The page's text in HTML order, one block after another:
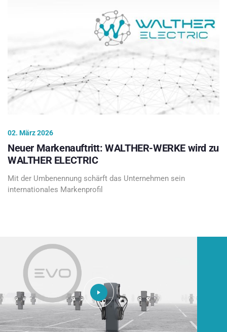
02. März 2026
Neuer Markenauftritt: WALTHER-WERKE wird zu
WALTHER ELECTRIC
Mit der Umbenennung schärft das Unternehmen sein
internationales Markenprofil